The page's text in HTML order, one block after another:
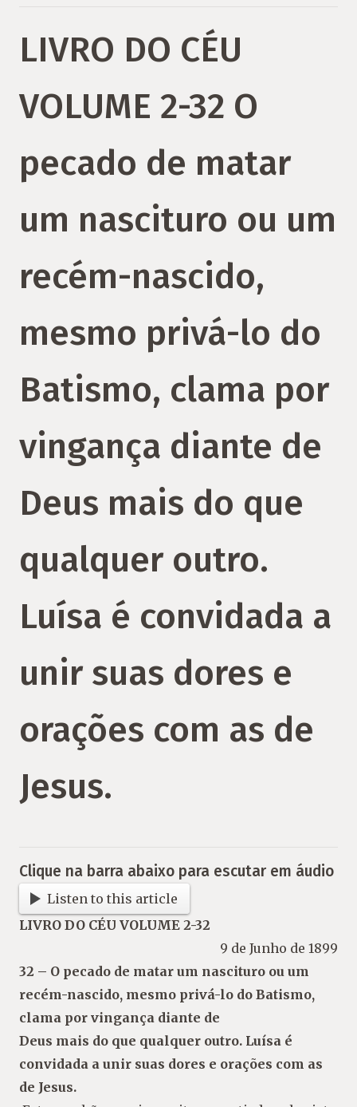
LIVRO DO CÉU
VOLUME 2-32 O
pecado de matar
um nascituro ou um
recém-nascido,
mesmo privá-lo do
Batismo, clama por
vingança diante de
Deus mais do que
qualquer outro.
Luísa é convidada a
unir suas dores e
orações com as de
Jesus.
Clique na barra abaixo para escutar em áudio
Listen to this article
LIVRO DO CÉU VOLUME 2-32
9 de Junho de 1899
32 – O pecado de matar um nascituro ou um
recém-nascido, mesmo privá-lo do Batismo,
clama por vingança diante de
Deus mais do que qualquer outro. Luísa é
convidada a unir suas dores e orações com as
de Jesus.